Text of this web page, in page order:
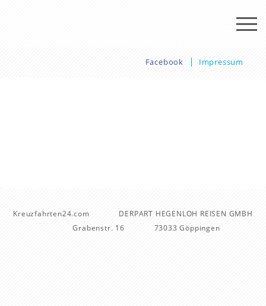
Facebook Impressum
Kreuzfahrten24.com
DERPART HEGENLOH REISEN GMBH
Grabenstr. 16
73033 Göppingen